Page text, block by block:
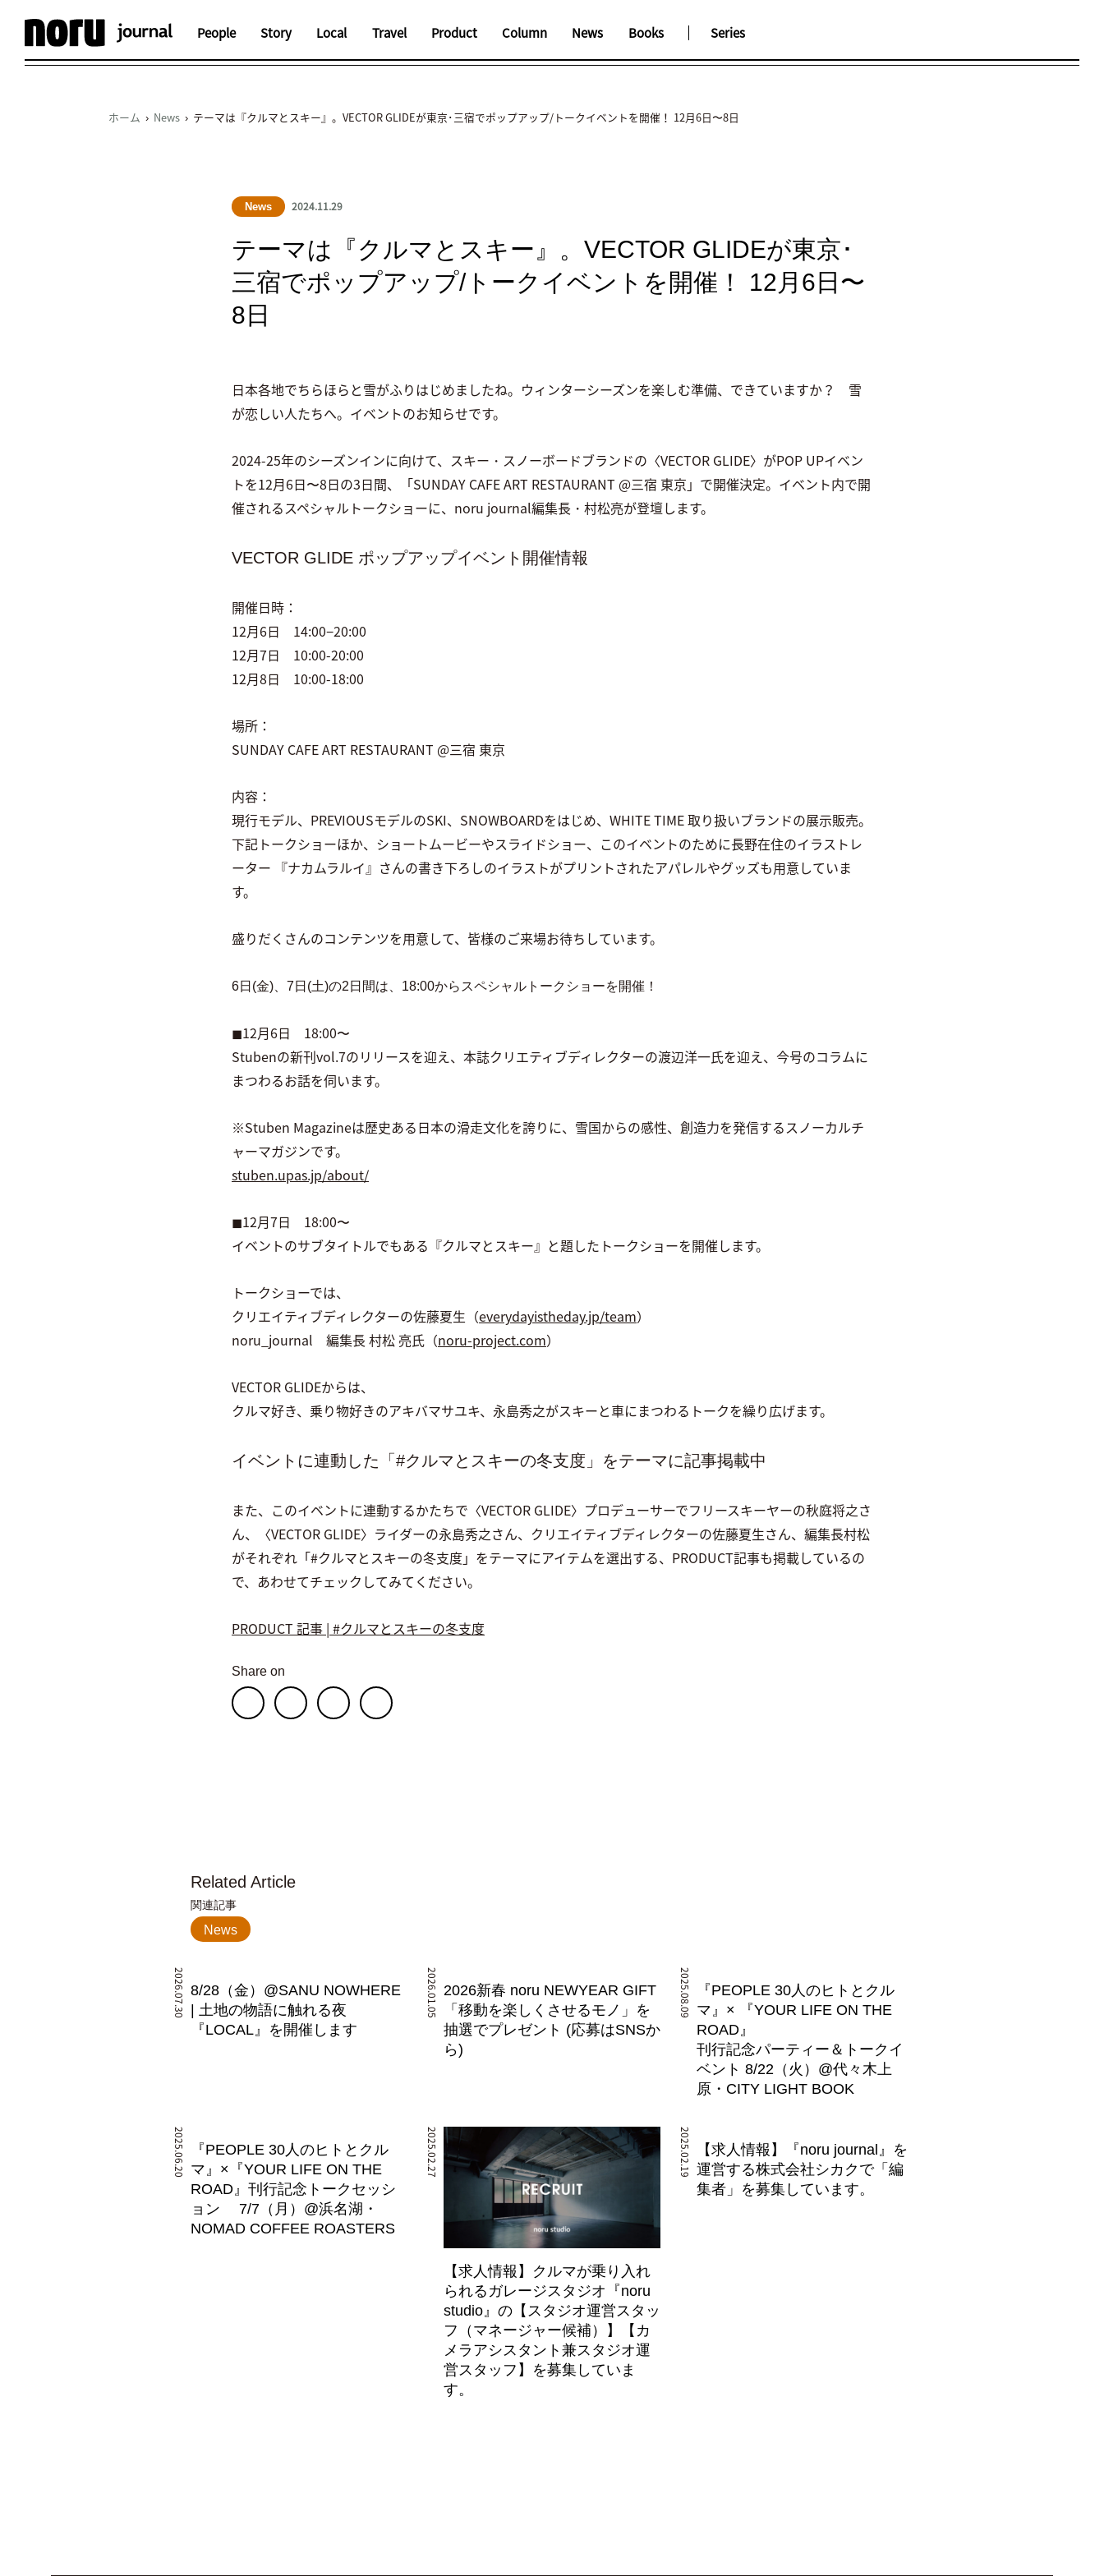
People Story Local Travel Product Column News Books Series
ホーム › News › テーマは『クルマとスキー』。VECTOR GLIDEが東京･三宿でポップアップ/トークイベントを開催！ 12月6日〜8日
News 2024.11.29
テーマは『クルマとスキー』。VECTOR GLIDEが東京･
三宿でポップアップ/トークイベントを開催！ 12月6日〜
8日
日本各地でちらほらと雪がふりはじめましたね。ウィンターシーズンを楽しむ準備、できていますか？ 雪
が恋しい人たちへ。イベントのお知らせです。
2024-25年のシーズンインに向けて、スキー・スノーボードブランドの〈VECTOR GLIDE〉がPOP UPイベン
トを12月6日〜8日の3日間、「SUNDAY CAFE ART RESTAURANT @三宿 東京」で開催決定。イベント内で開
催されるスペシャルトークショーに、noru journal編集長・村松亮が登壇します。
VECTOR GLIDE ポップアップイベント開催情報
開催日時：
12月6日 14:00−20:00
12月7日 10:00-20:00
12月8日 10:00-18:00
場所：
SUNDAY CAFE ART RESTAURANT @三宿 東京
内容：
現行モデル、PREVIOUSモデルのSKI、SNOWBOARDをはじめ、WHITE TIME 取り扱いブランドの展示販売。
下記トークショーほか、ショートムービーやスライドショー、このイベントのために長野在住のイラストレ
ーター 『ナカムラルイ』さんの書き下ろしのイラストがプリントされたアパレルやグッズも用意していま
す。
盛りだくさんのコンテンツを用意して、皆様のご来場お待ちしています。
6日(金)、7日(土)の2日間は、18:00からスペシャルトークショーを開催！
◼︎12月6日 18:00〜
Stubenの新刊vol.7のリリースを迎え、本誌クリエティブディレクターの渡辺洋一氏を迎え、今号のコラムに
まつわるお話を伺います。
※Stuben Magazineは歴史ある日本の滑走文化を誇りに、雪国からの感性、創造力を発信するスノーカルチ
ャーマガジンです。
stuben.upas.jp/about/
◼︎12月7日 18:00〜
イベントのサブタイトルでもある『クルマとスキー』と題したトークショーを開催します。
トークショーでは、
クリエイティブディレクターの佐藤夏生（everydayistheday.jp/team）
noru_journal 編集長 村松 亮氏（noru-project.com）
VECTOR GLIDEからは、
クルマ好き、乗り物好きのアキバマサユキ、永島秀之がスキーと車にまつわるトークを繰り広げます。
イベントに連動した「#クルマとスキーの冬支度」をテーマに記事掲載中
また、このイベントに連動するかたちで〈VECTOR GLIDE〉プロデューサーでフリースキーヤーの秋庭将之さ
ん、〈VECTOR GLIDE〉ライダーの永島秀之さん、クリエイティブディレクターの佐藤夏生さん、編集長村松
がそれぞれ「#クルマとスキーの冬支度」をテーマにアイテムを選出する、PRODUCT記事も掲載しているの
で、あわせてチェックしてみてください。
PRODUCT 記事 | #クルマとスキーの冬支度
Share on
Related Article
関連記事
News
2026.07.30 8/28（金）@SANU NOWHERE
| 土地の物語に触れる夜
『LOCAL』を開催します
2026.01.05 2026新春 noru NEWYEAR GIFT
「移動を楽しくさせるモノ」を
抽選でプレゼント (応募はSNSか
ら)
2025.08.09
『PEOPLE 30人のヒトとクル
マ』× 『YOUR LIFE ON THE
ROAD』
刊行記念パーティー＆トークイ
ベント 8/22（火）@代々木上
原・CITY LIGHT BOOK
2025.06.20
『PEOPLE 30人のヒトとクル
マ』×『YOUR LIFE ON THE
ROAD』刊行記念トークセッシ
ョン 7/7（月）@浜名湖・
NOMAD COFFEE ROASTERS
2025.02.27
【求人情報】クルマが乗り入れ
られるガレージスタジオ『noru
studio』の【スタジオ運営スタッ
フ（マネージャー候補）】【カ
メラアシスタント兼スタジオ運
営スタッフ】を募集していま
す。
2025.02.19
【求人情報】『noru journal』を
運営する株式会社シカクで「編
集者」を募集しています。